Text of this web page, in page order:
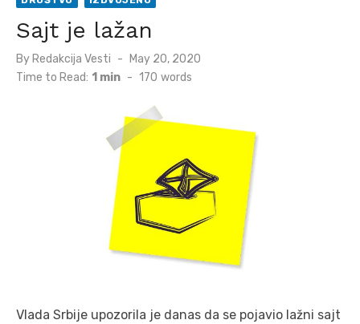
Sajt je lažan
By Redakcija Vesti
Posted
on
May 20, 2020
Time to Read: 1 min - 170 words
Vlada Srbije upozorila je danas da se pojavio lažni sajt